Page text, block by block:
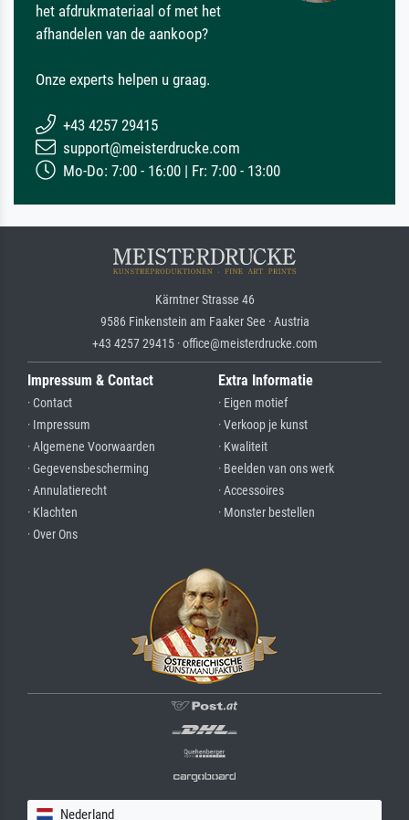
het afdrukmateriaal of met het
afhandelen van de aankoop?
Onze experts helpen u graag.
+43 4257 29415
support@meisterdrucke.com
Mo-Do: 7:00 - 16:00 | Fr: 7:00 - 13:00
Kärntner Strasse 46
9586 Finkenstein am Faaker See · Austria
+43 4257 29415 · office@meisterdrucke.com
Impressum & Contact
· Contact
· Impressum
· Algemene Voorwaarden
· Gegevensbescherming
· Annulatierecht
· Klachten
· Over Ons
Extra Informatie
· Eigen motief
· Verkoop je kunst
· Kwaliteit
· Beelden van ons werk
· Accessoires
· Monster bestellen
Nederland